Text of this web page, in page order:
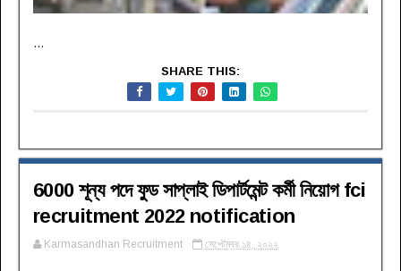
...
SHARE THIS:
6000 শূন্য পদে ফুড সাপ্লাই ডিপার্টমেন্ট কর্মী নিয়োগ fci
recruitment 2022 notification
Karmasandhan Recruitment সেপ্টেম্বর ১৪, ২০২২